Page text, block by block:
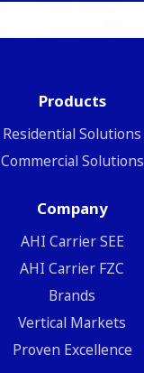
Products
Residential Solutions
Commercial Solutions
Company
ΑΗΙ Carrier SEE
AHI Carrier FZC
Brands
Vertical Markets
Proven Excellence